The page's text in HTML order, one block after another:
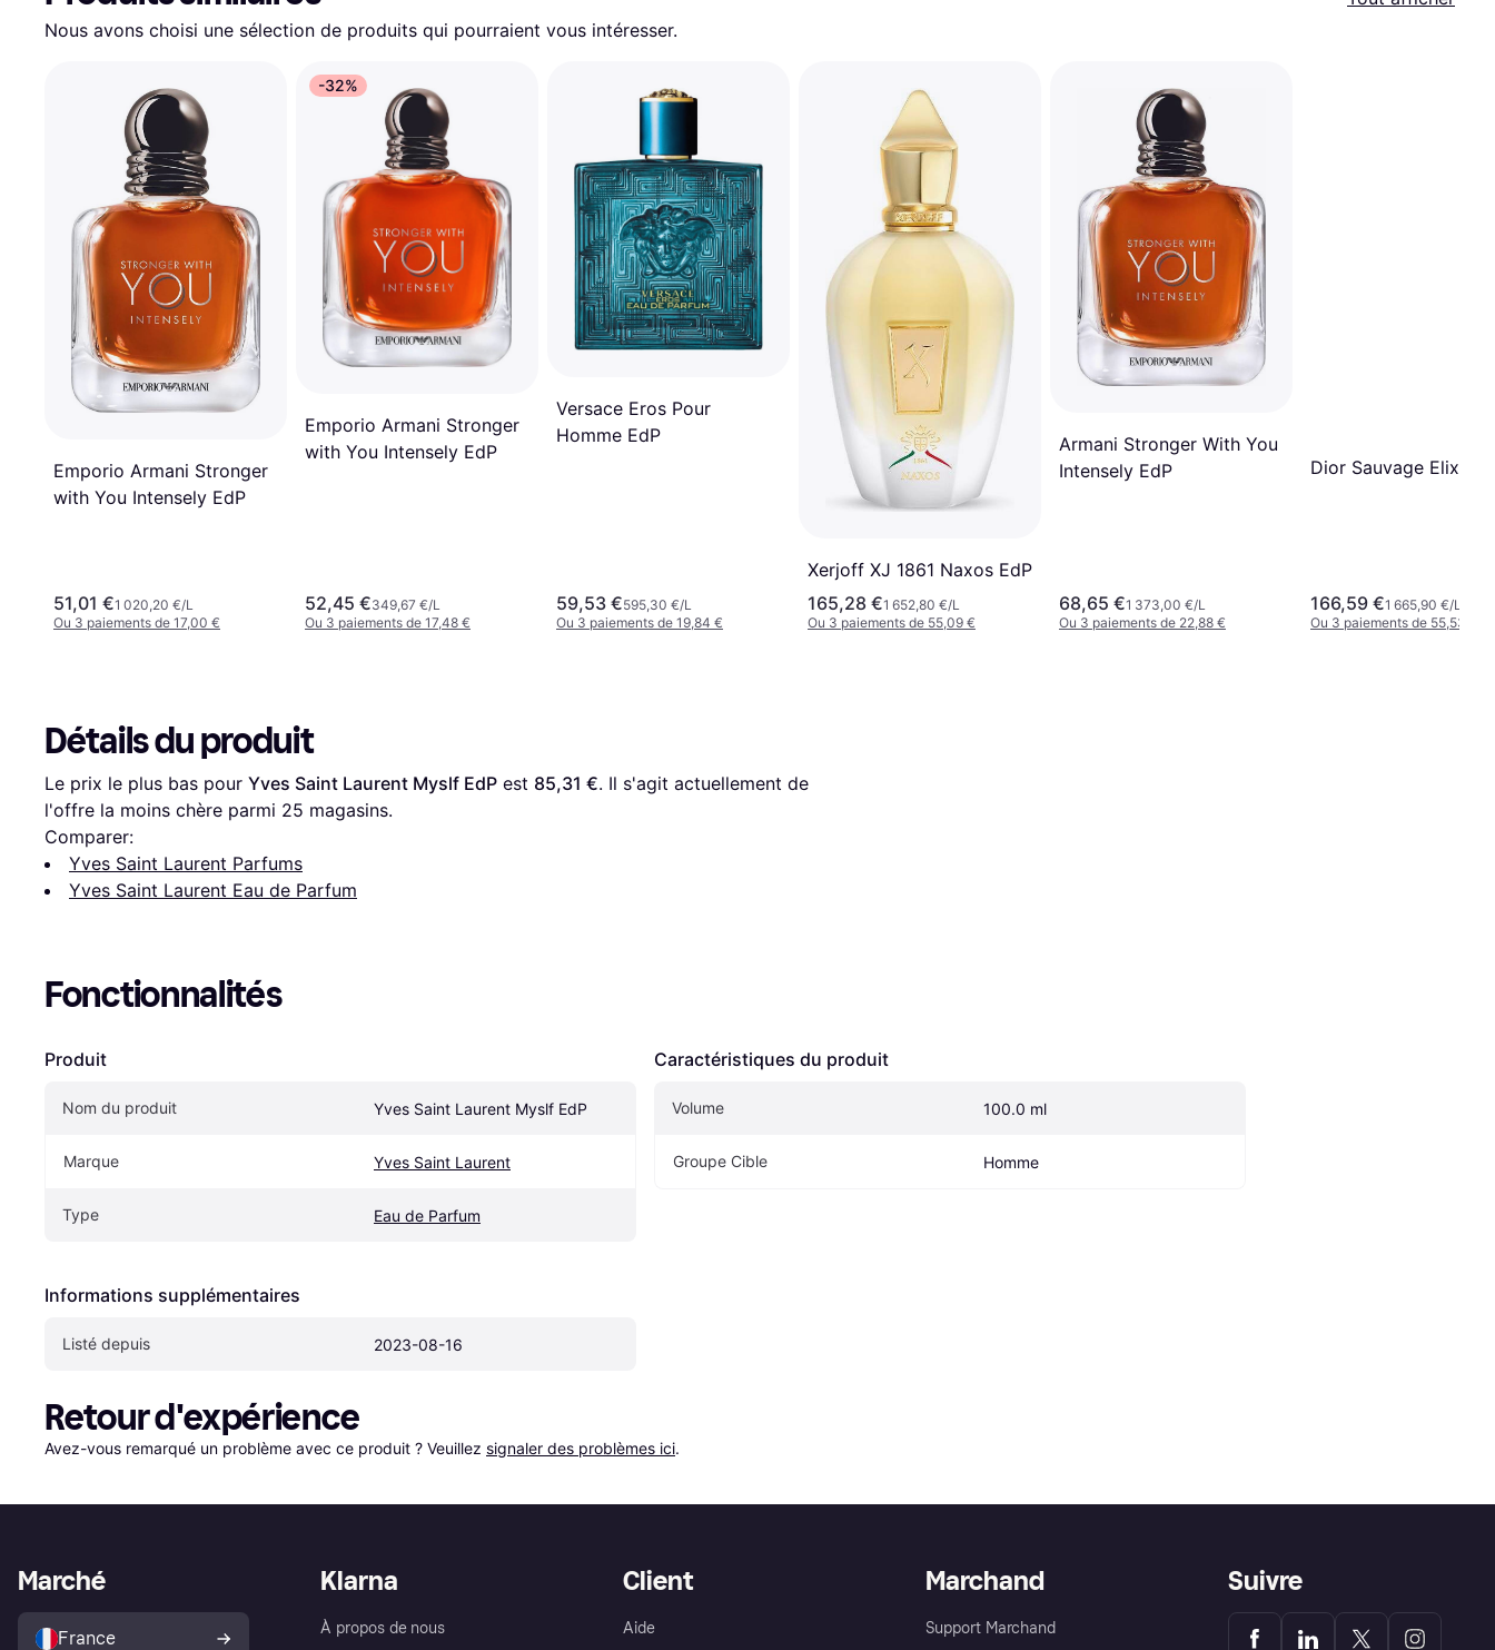
Nous avons choisi une sélection de produits qui pourraient vous intéresser.
Emporio Armani Stronger
with You Intensely EdP
51,01 €1 020,20 €/L
Ou 3 paiements de 17,00 €
-32%
Emporio Armani Stronger
with You Intensely EdP
52,45 €349,67 €/L
Ou 3 paiements de 17,48 €
Versace Eros Pour
Homme EdP
59,53 €595,30 €/L
Ou 3 paiements de 19,84 €
Xerjoff XJ 1861 Naxos EdP
165,28 €1 652,80 €/L
Ou 3 paiements de 55,09 €
Armani Stronger With You
Intensely EdP
68,65 €1 373,00 €/L
Ou 3 paiements de 22,88 €
Dior Sauvage Elixir
166,59 €1 665,90 €/L
Ou 3 paiements de 55,53 €
Détails du produit
Le prix le plus bas pour Yves Saint Laurent Myslf EdP est 85,31 €. Il s'agit actuellement de
l'offre la moins chère parmi 25 magasins.
Comparer:
Yves Saint Laurent Parfums
Yves Saint Laurent Eau de Parfum
Fonctionnalités
Produit
Nom du produit Yves Saint Laurent Myslf EdP
Marque Yves Saint Laurent
Type Eau de Parfum
Informations supplémentaires
Listé depuis 2023-08-16
Caractéristiques du produit
Volume 100.0 ml
Groupe Cible Homme
Retour d'expérience
Avez-vous remarqué un problème avec ce produit ? Veuillez signaler des problèmes ici.
Klarna
À propos de nous
Client
Aide
Marchand
Support Marchand
Marché
France
Suivre